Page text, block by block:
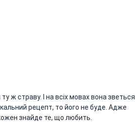
ж страву. І на всіх мовах вона зветься
рецепт, то його не буде. Адже
знайде те, що любить.